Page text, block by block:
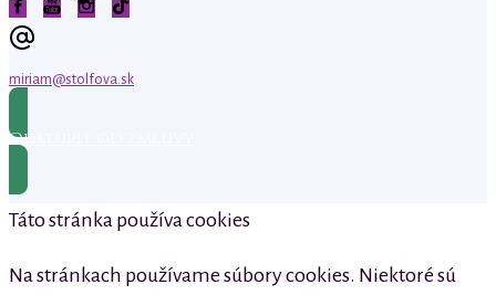
miriam@stolfova.sk
Odstúpiť od zmluvy
Táto stránka používa cookies
Na stránkach používame súbory cookies. Niektoré sú